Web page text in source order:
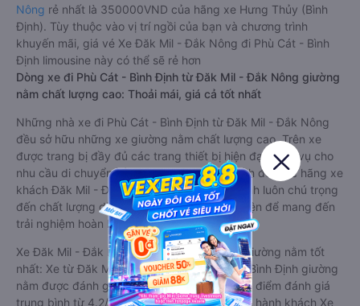
Nông rẻ nhất là 350000VND của hãng xe Hưng Thủy (Bình
Định). Tùy thuộc vào vị trí ngồi của bạn và chương trình
khuyến mãi, giá vé Xe Đăk Mil - Đắk Nông đi Phù Cát - Bình
Định limousine này có thể sẽ rẻ hơn
Dòng xe đi Phù Cát - Bình Định từ Đăk Mil - Đắk Nông giường
nằm chất lượng cao: Thoải mái, giá cả tốt nhất
Những nhà xe đi Phù Cát - Bình Định từ Đăk Mil - Đắk Nông
đều sở hữu những xe giường nằm chất lượng cao. Trên xe
được trang bị đầy đủ các trang thiết bị hiện đại phục vụ cho
nhu cầu di chuyển của hành khách. Bên cạnh đó, các hãng xe
khách Đăk Mil - Đắk Nông Phù Cát - Bình Định luôn chú trọng
đến chất lượng dịch vụ, không ngừng cải thiện để mang đến
trải nghiệm hoàn hảo cho hành khách.
Xe Đăk Mil - Đắk Nông Phù Cát - Bình Định giường nằm tốt
nhất: Xe từ Đăk Mil - Đắk Nông đi Phù Cát - Bình Định giường
nằm được đánh giá chung chất lượng Tốt với điểm đánh giá
trung bình từ 4.2/5 dựa trên 83 phản hồi của hành khách Xe